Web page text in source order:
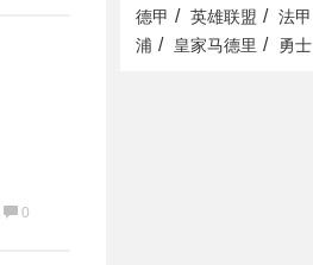
0
德甲 / 英雄联盟 / 法甲
浦 / 皇家马德里 / 勇士